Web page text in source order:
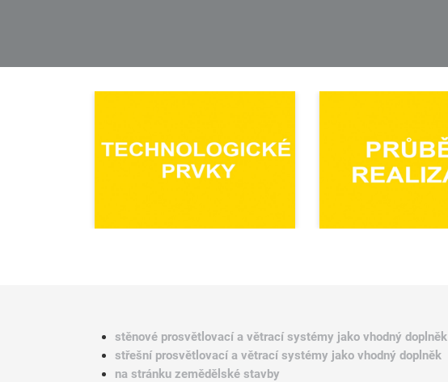
stěnové prosvětlovací a větrací systémy jako vhodný doplněk
střešní prosvětlovací a větrací systémy jako vhodný doplněk
na stránku zemědělské stavby